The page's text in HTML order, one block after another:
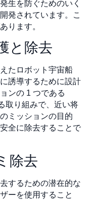
生を防ぐためのいく
発されています。こ
ります。
と除去
たロボット宇宙船
誘導するために設計
ンの 1 つである
取り組みで、近い将
ミッションの目的
全に除去することで
除去
するための潜在的な
ーを使用すること